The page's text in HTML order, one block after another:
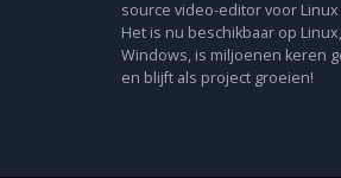
source video-editor voor
Het is nu beschikbaar op
Windows, is miljoenen keren
en blijft als project groeien!